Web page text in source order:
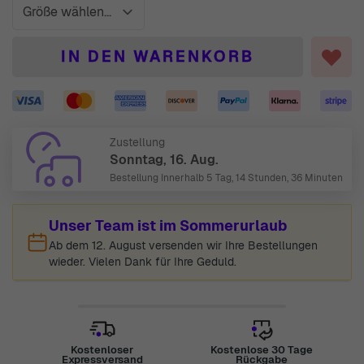
IN DEN WARENKORB
Zustellung
Sonntag, 16. Aug.
Bestellung Innerhalb 5 Tag, 14 Stunden, 36 Minuten
Unser Team ist im Sommerurlaub
Ab dem 12. August versenden wir Ihre Bestellungen
wieder. Vielen Dank für Ihre Geduld.
Kostenloser
Expressversand
Kostenlose 30 Tage
Rückgabe